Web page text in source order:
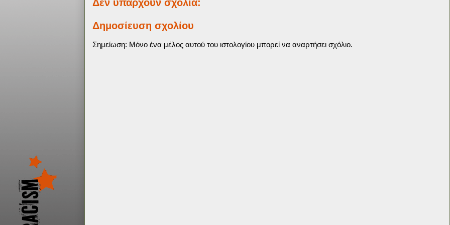
Δεν υπάρχουν σχόλια:
Δημοσίευση σχολίου
Σημείωση: Μόνο ένα μέλος αυτού του ιστολογίου μπορεί να αναρτήσει σχόλιο.